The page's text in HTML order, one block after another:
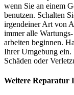
wenn Sie an einem
benutzen. Schalten
irgendeiner Art von
immer alle
arbeiten beginnen.
Ihrer Umgebung
Schäden oder
Weitere Reparatur